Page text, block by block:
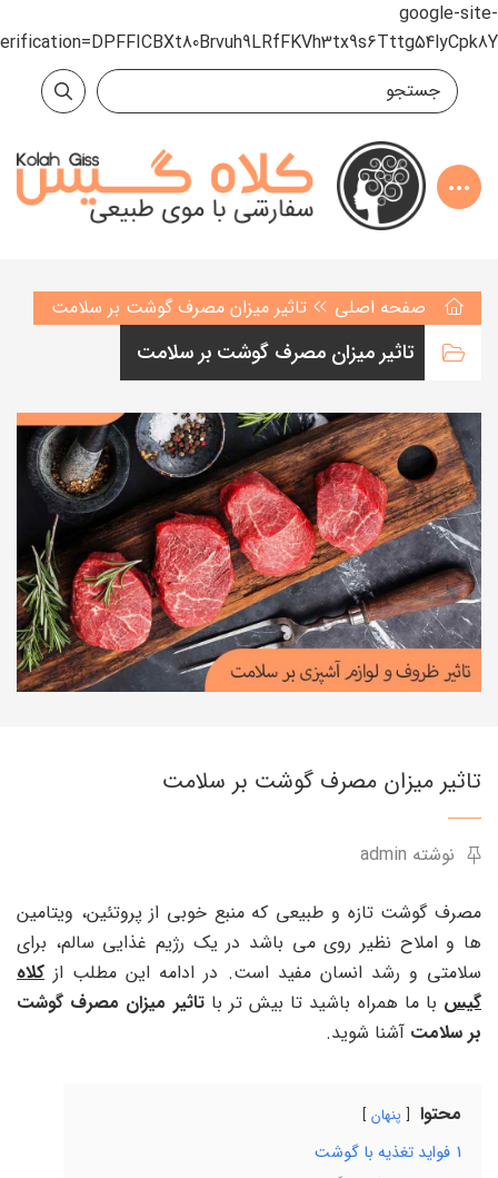
google-site-
صفحه اصلی تاثیر میزان مصرف گوشت بر سلامت
تاثیر میزان مصرف گوشت بر سلامت
تاثیر میزان مصرف گوشت بر سلامت
نوشته admin
مصرف گوشت تازه و طبیعی که منبع خوبی از پروتئین، ویتامین
ها و املاح نظیر روی می باشد در یک رژیم غذایی سالم، برای
سلامتی و رشد انسان مفید است. در ادامه این مطلب از کلاه
گیس با ما همراه باشید تا بیش تر باتاثیر میزان مصرف گوشت
بر سلامت آشنا شوید.
محتوا پنهان
1 فواید تغذیه با گوشت